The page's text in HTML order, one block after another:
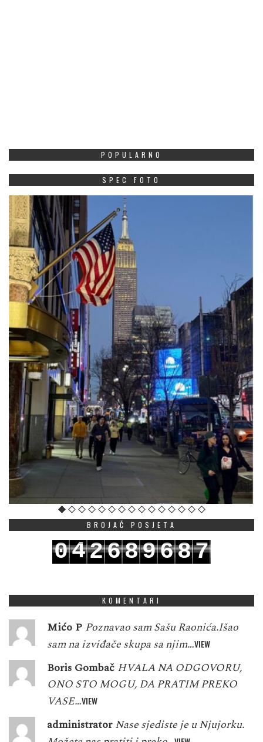
POPULARNO
SPEC FOTO
BROJAČ POSJETA
042689687
KOMENTARI
Mićo P Poznavao sam Sašu Raonića.Išao
sam na izviđače skupa sa njim…VIEW
Boris Gombač HVALA NA ODGOVORU,
ONO STO MOGU, DA PRATIM PREKO
VASE…VIEW
administrator Nase sjediste je u Njujorku.